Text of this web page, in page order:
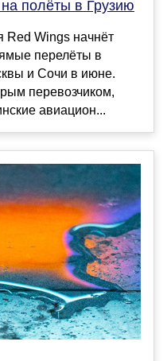
полёты в Грузию
Red Wings начнёт
перелёты в
и Сочи в июне.
перевозчиком,
авиацион...